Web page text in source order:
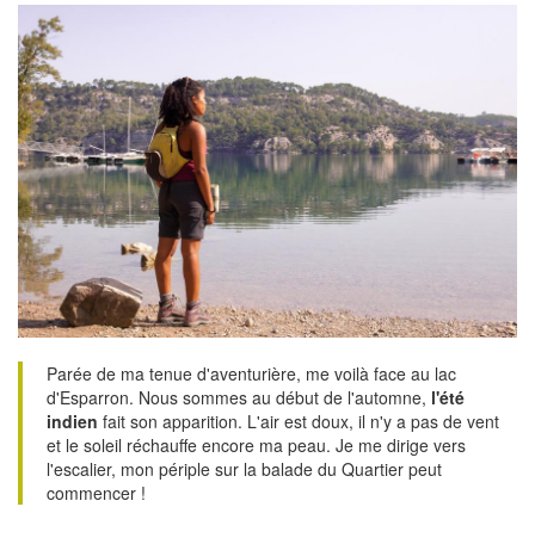
Parée de ma tenue d'aventurière, me voilà face au lac
d'Esparron. Nous sommes au début de l'automne, l'été
indien fait son apparition. L'air est doux, il n'y a pas de vent
et le soleil réchauffe encore ma peau. Je me dirige vers
l'escalier, mon périple sur la balade du Quartier peut
commencer !